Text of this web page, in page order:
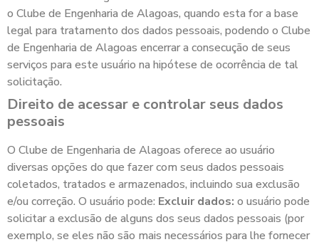
o Clube de Engenharia de Alagoas, quando esta for a base
legal para tratamento dos dados pessoais, podendo o Clube
de Engenharia de Alagoas encerrar a consecução de seus
serviços para este usuário na hipótese de ocorrência de tal
solicitação.
Direito de acessar e controlar seus dados
pessoais
O Clube de Engenharia de Alagoas oferece ao usuário
diversas opções do que fazer com seus dados pessoais
coletados, tratados e armazenados, incluindo sua exclusão
e/ou correção. O usuário pode: Excluir dados: o usuário pode
solicitar a exclusão de alguns dos seus dados pessoais (por
exemplo, se eles não são mais necessários para lhe fornecer